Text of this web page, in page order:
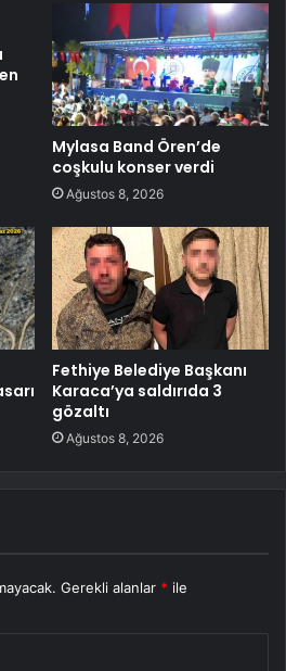
Mylasa Band Ören’de
coşkulu konser verdi
Ağustos 8, 2026
Fethiye Belediye Başkanı
Karaca’ya saldırıda 3
gözaltı
Ağustos 8, 2026
Gerekli alanlar * ile